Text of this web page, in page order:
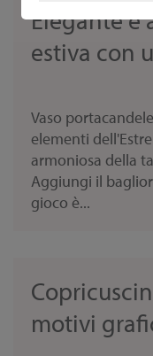
Elegante e
estiva con
Vaso
elementi
armoniosa della
Aggiungi il
gioco è...
motivi